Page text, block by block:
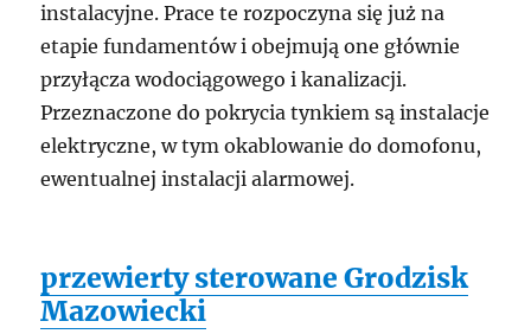
instalacyjne. Prace te rozpoczyna się już na
etapie fundamentów i obejmują one głównie
przyłącza wodociągowego i kanalizacji.
Przeznaczone do pokrycia tynkiem są instalacje
elektryczne, w tym okablowanie do domofonu,
ewentualnej instalacji alarmowej.
przewierty sterowane Grodzisk
Mazowiecki